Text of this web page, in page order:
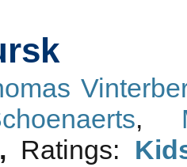
,
, Ratings: